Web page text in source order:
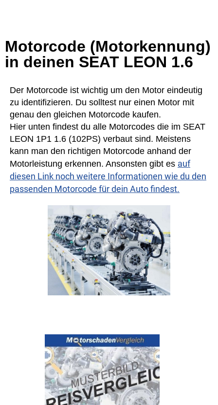
Motorcode (Motorkennung)
in deinen SEAT LEON 1.6
Der Motorcode ist wichtig um den Motor eindeutig
zu identifizieren. Du solltest nur einen Motor mit
genau den gleichen Motorcode kaufen.
Hier unten findest du alle Motorcodes die im SEAT
LEON 1P1 1.6 (102PS) verbaut sind. Meistens
kann man den richtigen Motorcode anhand der
Motorleistung erkennen. Ansonsten gibt es auf
diesen Link noch weitere Informationen wie du den
passenden Motorcode für dein Auto findest.